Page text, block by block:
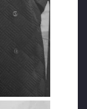
şikâyette
Tenkil